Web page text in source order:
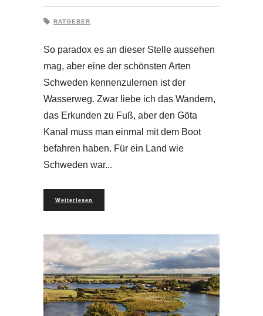
RATGEBER
So paradox es an dieser Stelle aussehen
mag, aber eine der schönsten Arten
Schweden kennenzulernen ist der
Wasserweg. Zwar liebe ich das Wandern,
das Erkunden zu Fuß, aber den Göta
Kanal muss man einmal mit dem Boot
befahren haben. Für ein Land wie
Schweden war
Weiterlesen